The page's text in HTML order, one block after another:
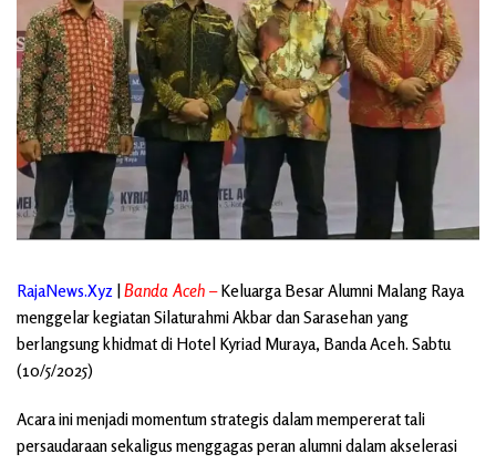
RajaNews.Xyz Banda Aceh –Keluarga Besar Alumni Malang Raya
menggelar kegiatan Silaturahmi Akbar dan Sarasehan yang
berlangsung khidmat di Hotel Kyriad Muraya, Banda Aceh. Sabtu
(10/5/2025)
Acara ini menjadi momentum strategis dalam mempererat tali
persaudaraan sekaligus menggagas peran alumni dalam akselerasi